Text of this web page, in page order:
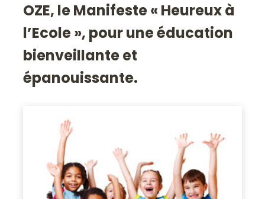
OZE, le Manifeste « Heureux à
l’Ecole », pour une éducation
bienveillante et
épanouissante.